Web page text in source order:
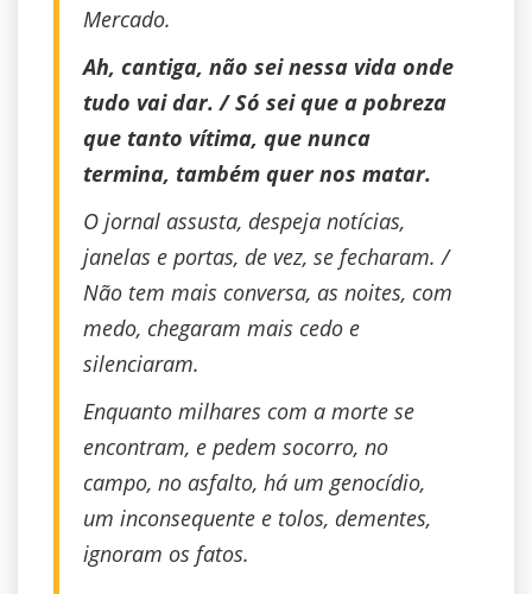
Mercado.
Ah, cantiga, não sei nessa vida onde
tudo vai dar. / Só sei que a pobreza
que tanto vítima, que nunca
termina, também quer nos matar.
O jornal assusta, despeja notícias,
janelas e portas, de vez, se fecharam. /
Não tem mais conversa, as noites, com
medo, chegaram mais cedo e
silenciaram.
Enquanto milhares com a morte se
encontram, e pedem socorro, no
campo, no asfalto, há um genocídio,
um inconsequente e tolos, dementes,
ignoram os fatos.